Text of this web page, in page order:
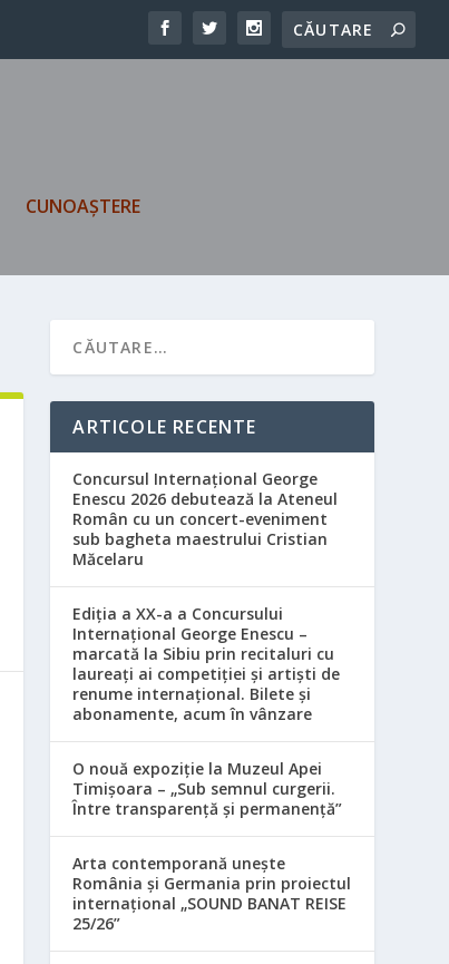
CUNOAȘTERE
ARTICOLE RECENTE
Concursul Internațional George
Enescu 2026 debutează la Ateneul
Român cu un concert-eveniment
sub bagheta maestrului Cristian
Măcelaru
Ediția a XX-a a Concursului
Internațional George Enescu –
marcată la Sibiu prin recitaluri cu
laureați ai competiției și artiști de
renume internațional. Bilete și
abonamente, acum în vânzare
O nouă expoziție la Muzeul Apei
Timișoara – „Sub semnul curgerii.
Între transparență și permanență”
Arta contemporană unește
România și Germania prin proiectul
internațional „SOUND BANAT REISE
25/26”